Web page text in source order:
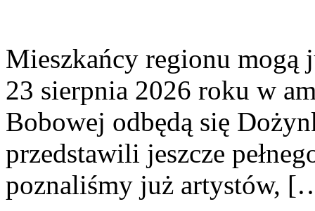
Mieszkańcy regionu mogą
23 sierpnia 2026 roku w
Bobowej odbędą się
przedstawili jeszcze
poznaliśmy już artystów,